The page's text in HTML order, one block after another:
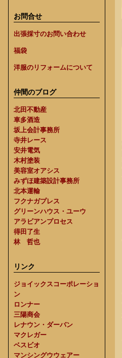
お問合せ
出張採寸のお問い合わせ
福袋
洋服のリフォームについて
仲間のブログ
北田不動産
車多酒造
坂上会計事務所
寺井レース
安井電気
木村塗装
美容室オアシス
みずほ建築設計事務所
北本運輸
フクナガプレス
グリーンハウス・ユーウ
アラビアンプロセス
得田了生
林 哲也
リンク
ジョイックスコーポレーショ
ン
ロンナー
三陽商会
レナウン・ダーバン
マクレガー
ベスビオ
マンシングウウェアー